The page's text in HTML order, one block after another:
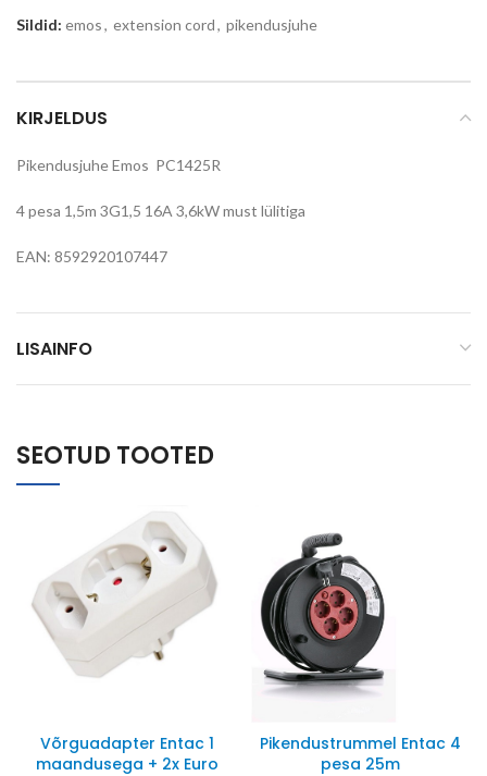
Sildid: emos, extension cord, pikendusjuhe
KIRJELDUS
Pikendusjuhe Emos PC1425R
4 pesa 1,5m 3G1,5 16A 3,6kW must lülitiga
EAN: 8592920107447
LISAINFO
SEOTUD TOOTED
Võrguadapter Entac 1
maandusega + 2x Euro
Pikendustrummel Entac 4
pesa 25m